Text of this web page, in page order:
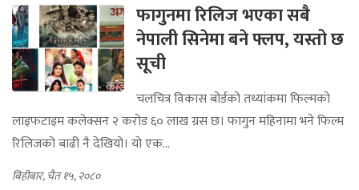
फागुनमा रिलिज भएका सबै
नेपाली सिनेमा बने फ्लप, यस्तो छ
सूची
चलचित्र विकास बोर्डको तथ्यांकमा फिल्मको
लाइफटाइम कलेक्सन २ करोड ६० लाख ग्रस छ। फागुन महिनामा भने फिल्म
रिलिजको बाढी नै देखियो। यो एक...
बिहीबार, चैत १५, २०८०